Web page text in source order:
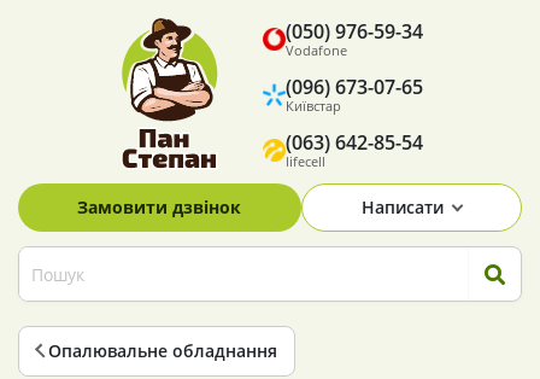
Vodafone
(050) 976-59-34
Київстар
(096) 673-07-65
lifecell
(063) 642-85-54
Замовити дзвінок Написати
Опалювальне обладнання